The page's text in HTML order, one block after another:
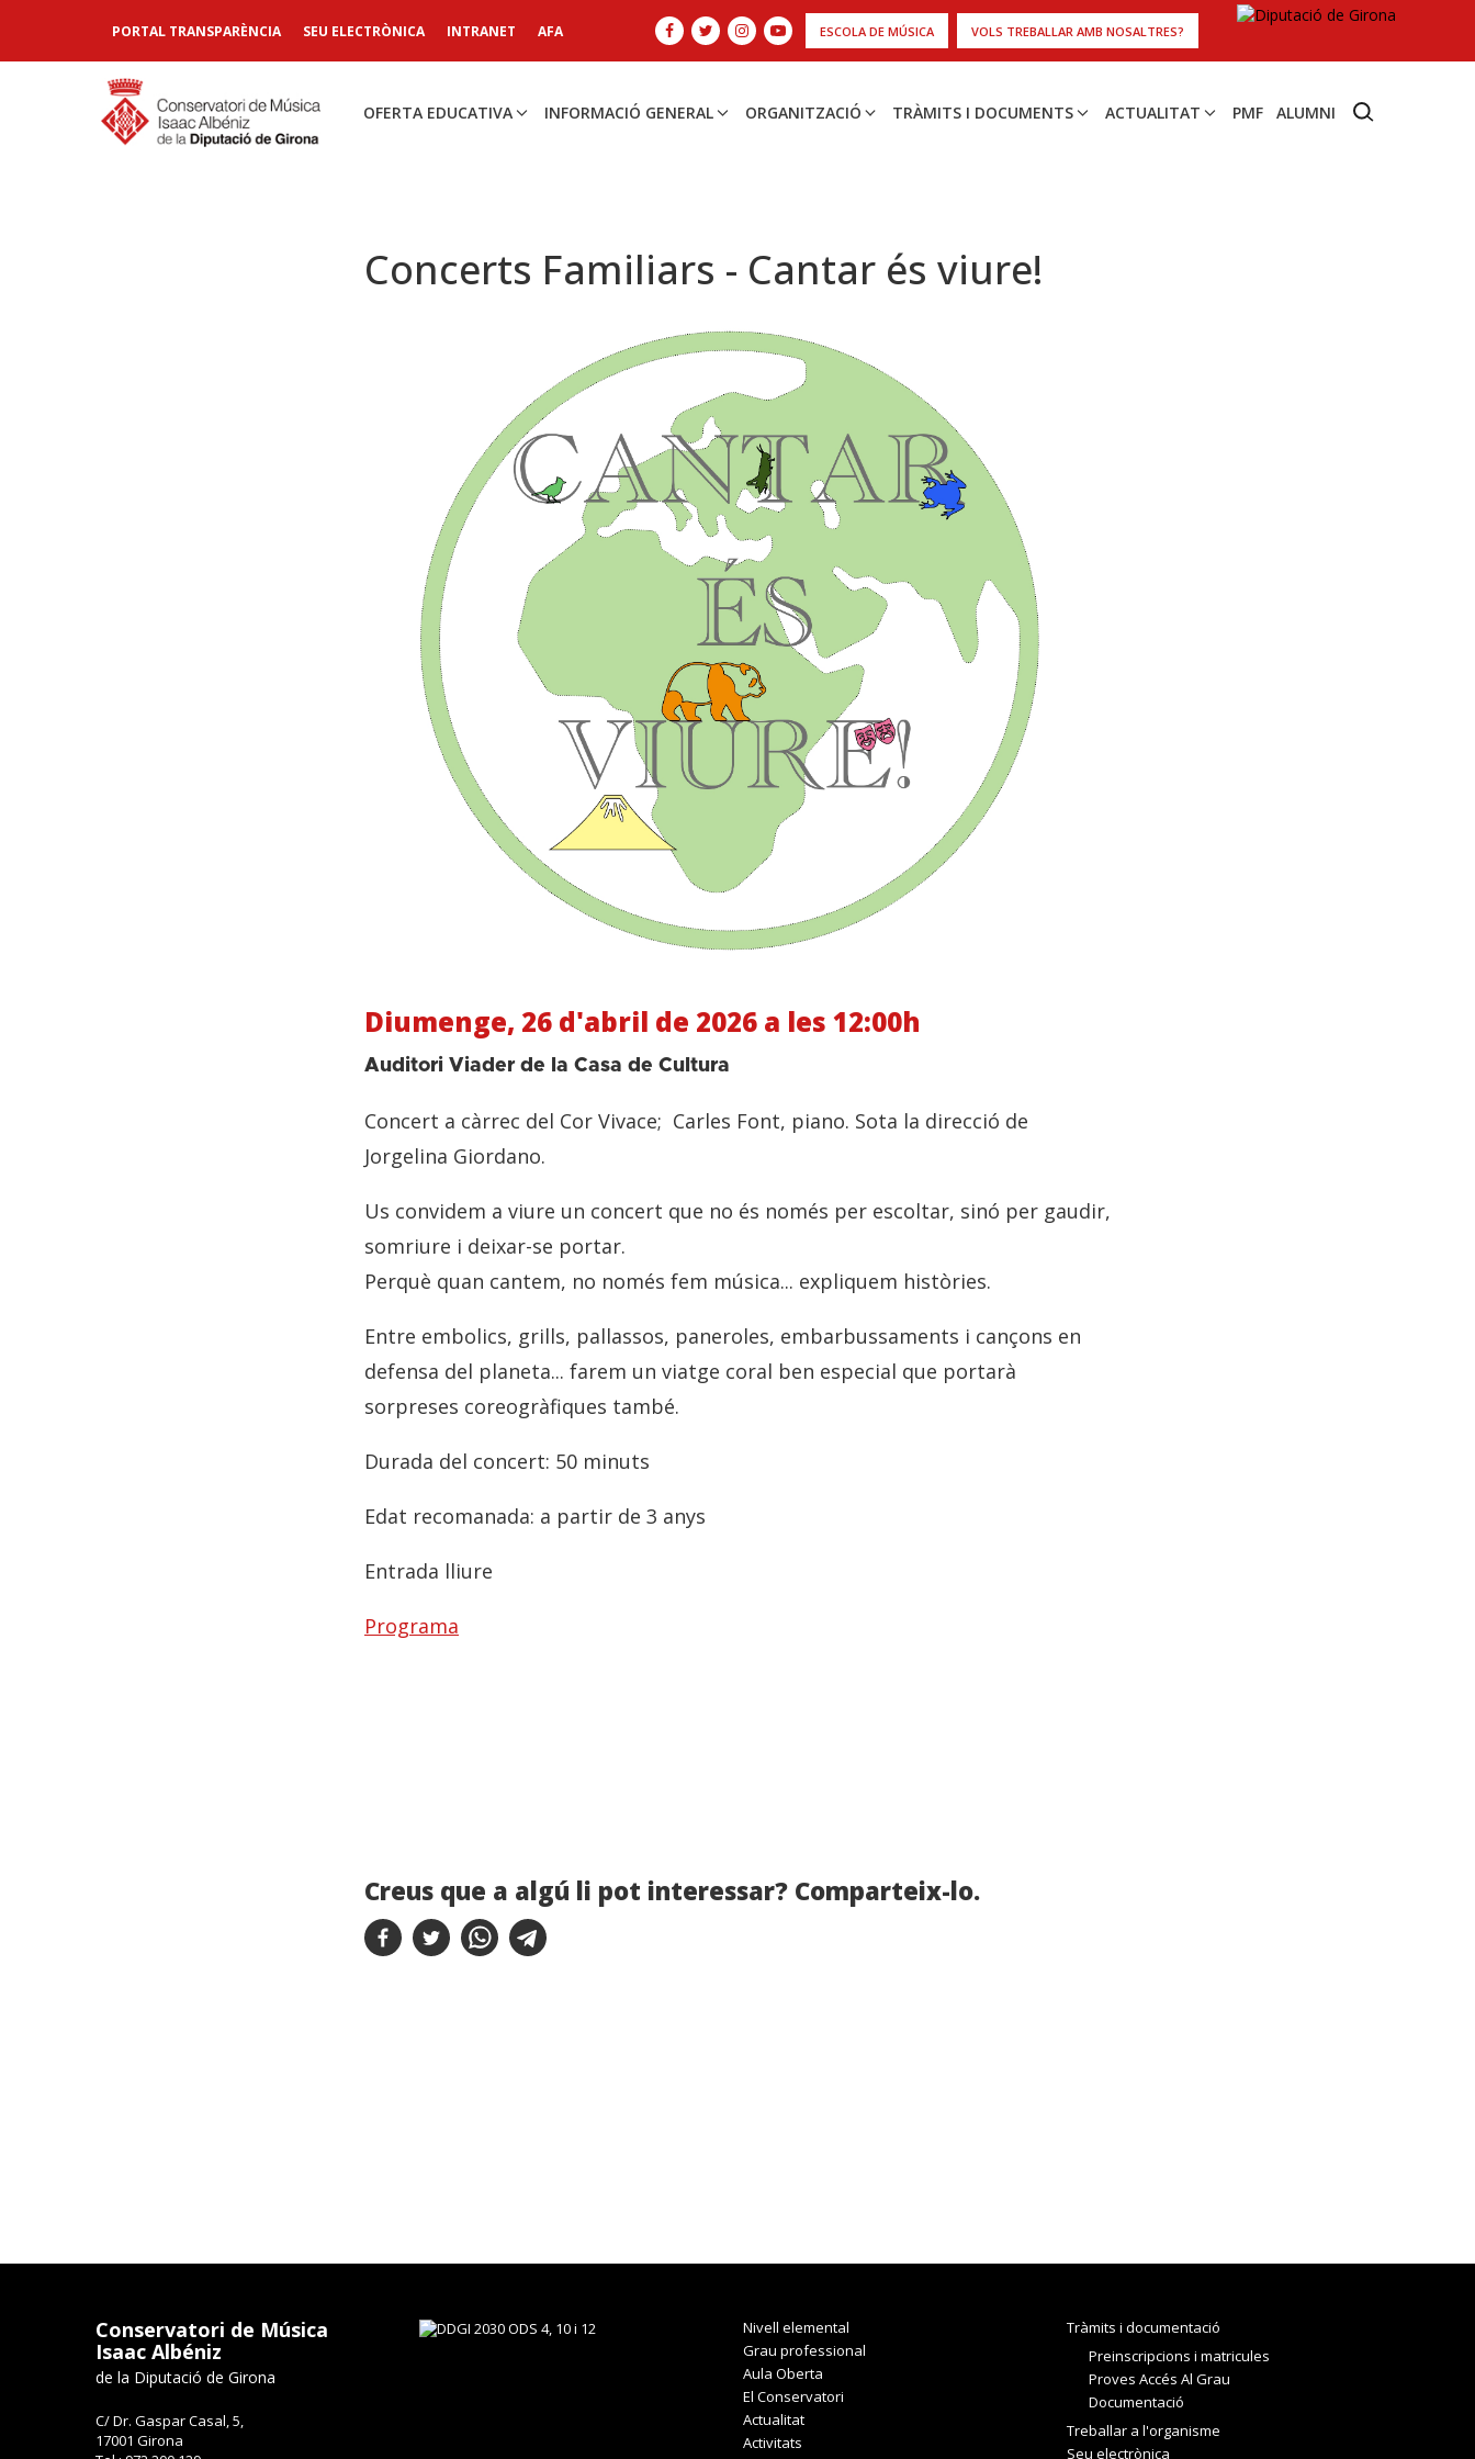
PORTAL TRANSPARÈNCIA SEU ELECTRÒNICA INTRANET AFA ESCOLA DE MÚSICA VOLS TREBALLAR AMB NOSALTRES?
OFERTA EDUCATIVA INFORMACIÓ GENERAL ORGANITZACIÓ TRÀMITS I DOCUMENTS ACTUALITAT PMF ALUMNI
Concerts Familiars - Cantar és viure!
Diumenge, 26 d'abril de 2026 a les 12:00h
Auditori Viader de la Casa de Cultura
Concert a càrrec del Cor Vivace; Carles Font, piano. Sota la direcció de
Jorgelina Giordano.
Us convidem a viure un concert que no és només per escoltar, sinó per gaudir,
somriure i deixar-se portar.
Perquè quan cantem, no només fem música... expliquem històries.
Entre embolics, grills, pallassos, paneroles, embarbussaments i cançons en
defensa del planeta... farem un viatge coral ben especial que portarà
sorpreses coreogràfiques també.
Durada del concert: 50 minuts
Edat recomanada: a partir de 3 anys
Entrada lliure
Programa
Creus que a algú li pot interessar? Comparteix-lo.
Conservatori de Música
Isaac Albéniz
de la Diputació de Girona
C/ Dr. Gaspar Casal, 5,
17001 Girona
Nivell elemental
Grau professional
Aula Oberta
El Conservatori
Actualitat
Activitats
Tràmits i documentació
Preinscripcions i matricules
Proves Accés Al Grau
Documentació
Treballar a l'organisme
Seu electrònica